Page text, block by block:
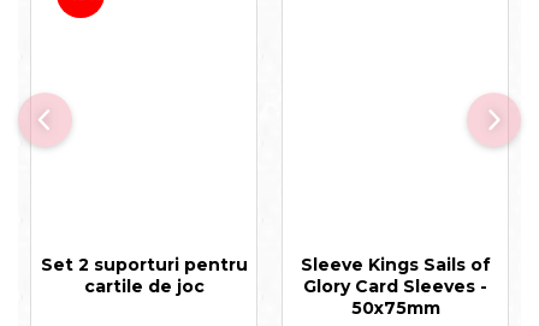
Set 2 suporturi pentru
cartile de joc
Sleeve Kings Sails of
Glory Card Sleeves -
50x75mm